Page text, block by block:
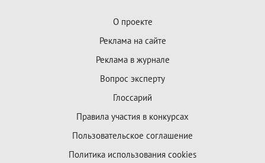
О проекте
Реклама на сайте
Реклама в журнале
Вопрос эксперту
Глоссарий
Правила участия в конкурсах
Пользовательское соглашение
Политика использования cookies